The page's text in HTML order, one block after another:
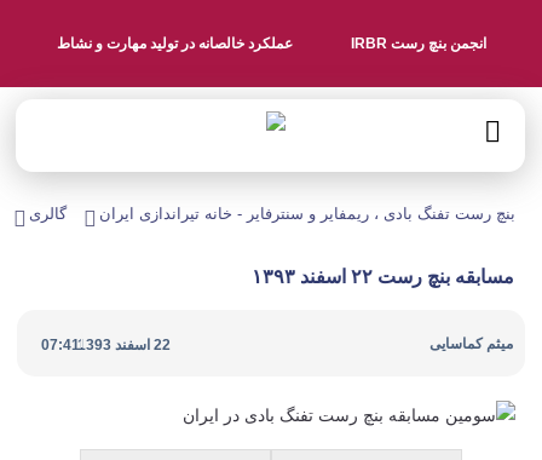
انجمن بنچ رست IRBR عملکرد خالصانه در تولید مهارت و نشاط
بنچ رست تفنگ بادی ، ریمفایر و سنترفایر - خانه تیراندازی ایران گالری
مسابقه بنچ رست ۲۲ اسفند ۱۳۹۳
میثم کماسایی 22 اسفند 1393 |
07:41